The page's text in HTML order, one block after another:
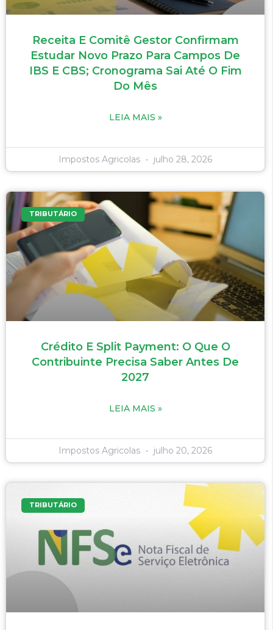
Receita E Comitê Gestor Confirmam
Estudar Novo Prazo Para Campos De
IBS E CBS; Cronograma Sai Até O Fim
Do Mês
LEIA MAIS »
Impostos Agricolas julho 28, 2026
TRIBUTÁRIO
Crédito E Split Payment: O Que O
Contribuinte Precisa Saber Antes De
2027
LEIA MAIS »
Impostos Agricolas julho 20, 2026
TRIBUTÁRIO